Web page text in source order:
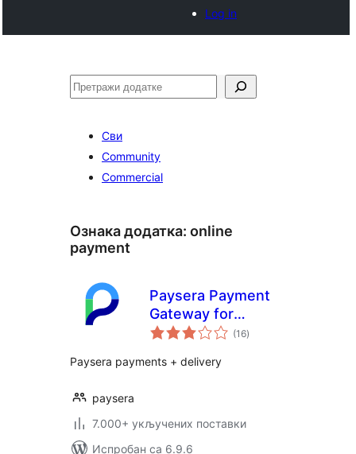
Log in
Претрага
Сви
Community
Commercial
Ознака додатка: online
payment
Paysera Payment
Gateway for
WooCommerce
(16укупних
оцена
)
Paysera payments + delivery
paysera
7.000+ укључених поставки
Испробан са 6.9.6